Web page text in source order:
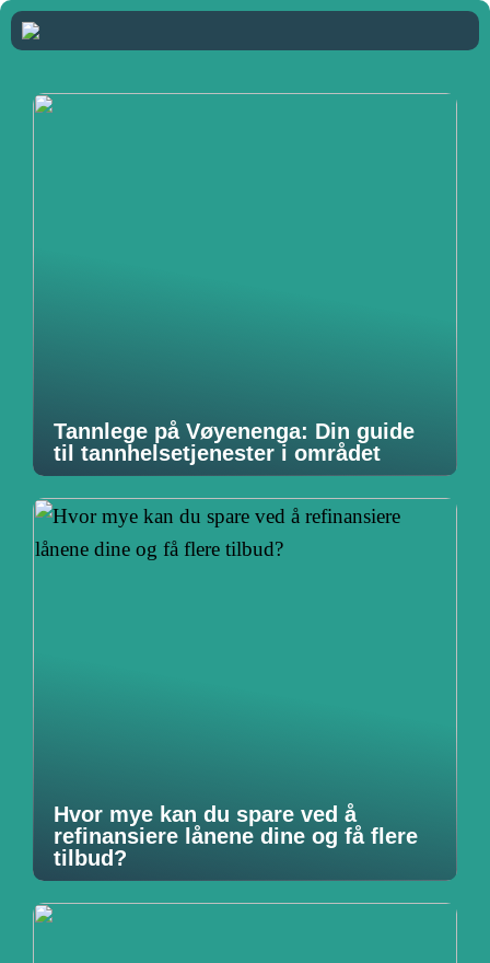
Tannlege på Vøyenenga: Din guide
til tannhelsetjenester i området
Hvor mye kan du spare ved å
refinansiere lånene dine og få flere
tilbud?